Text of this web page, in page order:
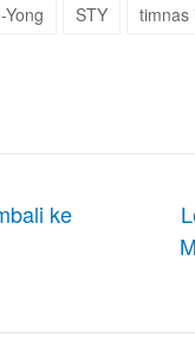
Yong STY timnas
ke